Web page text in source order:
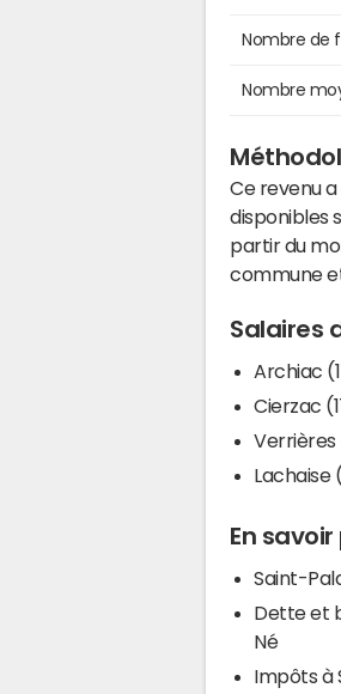
Nombre de
Nombre
Ce revenu
disponibles
partir du
commune
Salaires
Archiac
Cierzac
Verrières
Lachaise
En
Saint-
Dette et
Né